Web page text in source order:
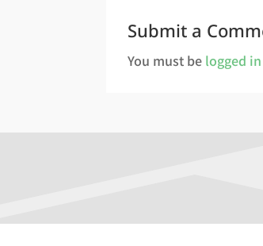
Submit a
You must be logged in